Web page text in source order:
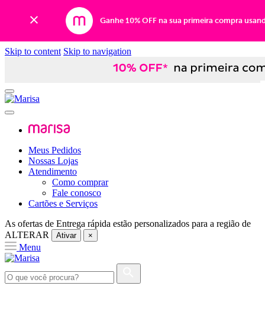
Ganhe 10% OFF na sua primeira compra
Skip to content Skip to navigation
Meus Pedidos
Nossas Lojas
Atendimento
Como comprar
Fale conosco
Cartões e Serviços
As ofertas de Entrega rápida estão personalizados para a região de
ALTERAR
Ativar ×
Menu